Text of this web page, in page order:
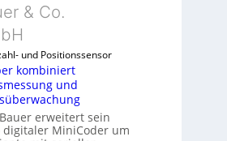
& Co.
und Positionssensor
kombiniert
und
erweitert sein
digitaler MiniCoder um